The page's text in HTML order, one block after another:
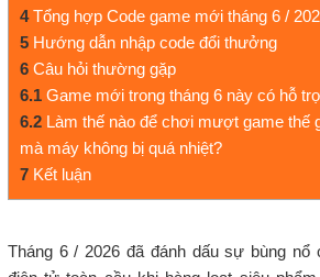
4 Tổng hợp Code game mới tháng 6 /
5 Hướng dẫn nhập code đổi thưởng
6 Câu hỏi thường gặp
6.1 Game mới trong tháng 6 này có hỗ
6.2 Làm thế nào để chơi mượt game thế
mà máy không bị quá nhiệt?
7 Kết luận
Tháng 6 / 2026 đã đánh dấu sự bùng